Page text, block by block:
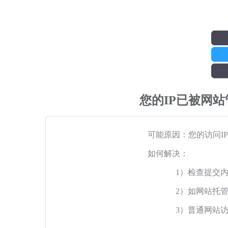
您的IP已被网
可能原因：您的访问
如何解决：
1）检查提交
2）如网站托
3）普通网站